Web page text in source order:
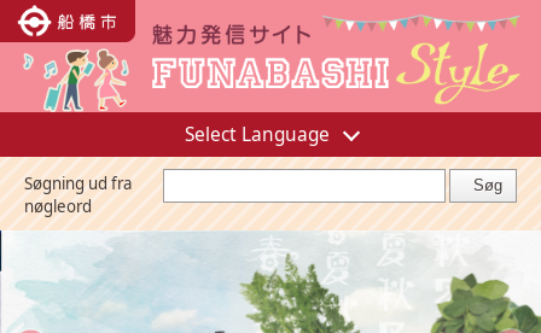
Select Language
Søgning ud fra
nøgleord